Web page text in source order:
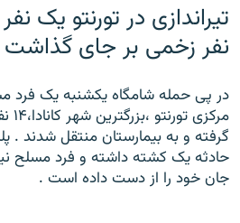
نفر زخمی بر جای گذاشت
در پی حمله شامگاه یکشنبه یک فرد
گرفته و به بیمارستان منتقل شدند .
حادثه یک کشته داشته و فرد مسلح
جان خود را از دست داده است .